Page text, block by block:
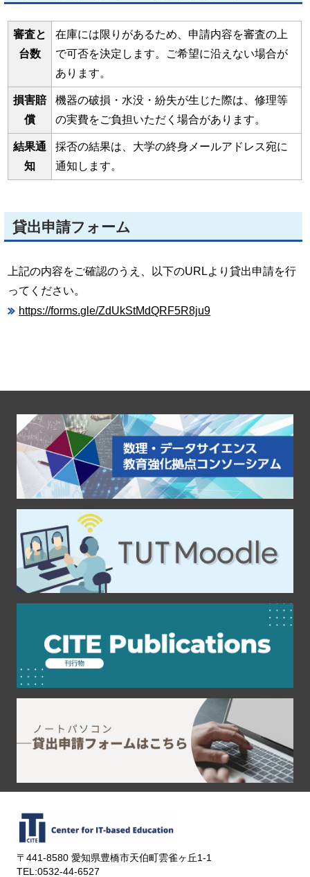
審査と
台数
在庫には限りがあるため、申請内容を審査の上
で可否を決定します。ご希望に沿えない場合が
あります。
損害賠
償
機器の破損・水没・紛失が生じた際は、修理等
の実費をご負担いただく場合があります。
結果通
知
採否の結果は、大学の終身メールアドレス宛に
通知します。
貸出申請フォーム
上記の内容をご確認のうえ、以下のURLより貸出申請を行
ってください。
https://forms.gle/ZdUkStMdQRF5R8ju9
〒441-8580 愛知県豊橋市天伯町雲雀ヶ丘1-1
TEL:0532-44-6527